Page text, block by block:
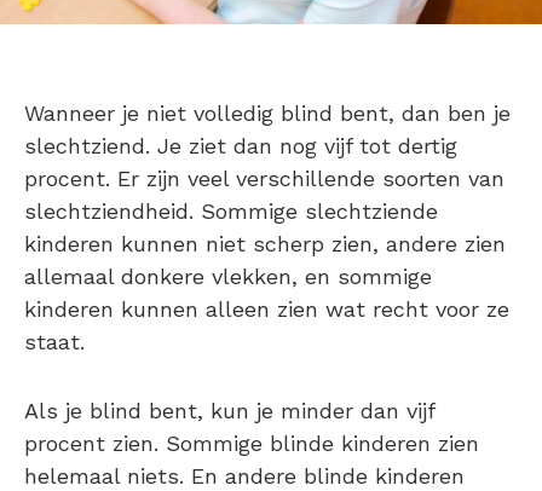
Wanneer je niet volledig blind bent, dan ben je
slechtziend. Je ziet dan nog vijf tot dertig
procent. Er zijn veel verschillende soorten van
slechtziendheid. Sommige slechtziende
kinderen kunnen niet scherp zien, andere zien
allemaal donkere vlekken, en sommige
kinderen kunnen alleen zien wat recht voor ze
staat.
Als je blind bent, kun je minder dan vijf
procent zien. Sommige blinde kinderen zien
helemaal niets. En andere blinde kinderen